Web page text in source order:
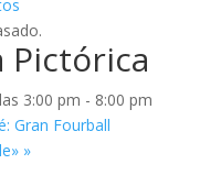
Pictórica
3:00 pm - 8:00 pm
Gran Fourball
»